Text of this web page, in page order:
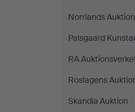
Norrlands
Palsgaard
RA
Roslagens
Skandia Auktion